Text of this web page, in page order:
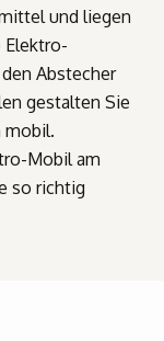
und liegen
Elektro-
Abstecher
gestalten Sie
mobil.
Mobil am
so richtig